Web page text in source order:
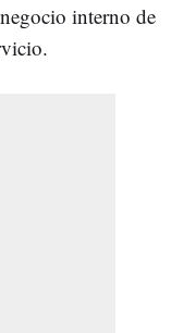
interno de